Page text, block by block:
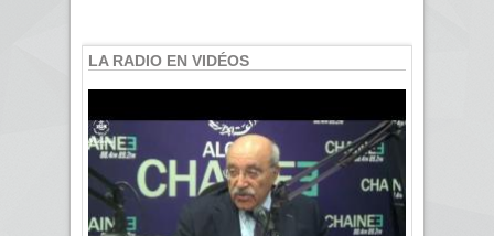
LA RADIO EN VIDÉOS